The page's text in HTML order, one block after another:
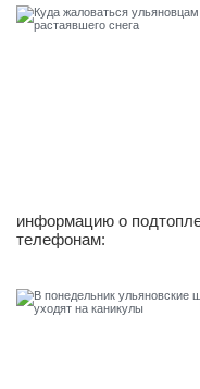
информацию о
телефонам: